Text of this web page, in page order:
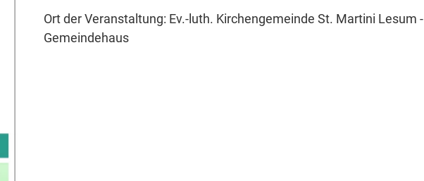
Ort der Veranstaltung: Ev.-luth. Kirchengemeinde St. Martini Lesum -
Gemeindehaus